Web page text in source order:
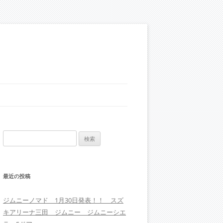
索:
最近の投稿
ジムニーノマド 1月30日発表！！ スズ
キアリーナ三田 ジムニー ジムニーシエ